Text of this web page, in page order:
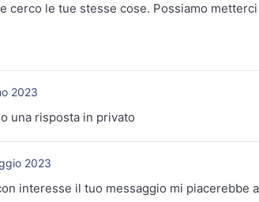
cerco le tue stesse cose. Possiamo
2023
una risposta in privato
2023
interesse il tuo messaggio mi piacerebbe